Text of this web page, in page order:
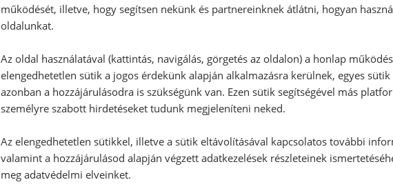
Hozzászólások
Ehhez a recepthez még nem
működését, illetve, hogy segítsen nekünk és partnereinknek átlátni, hogyan
oldalunkat.
Az oldal használatával (kattintás, navigálás, görgetés az oldalon) a honlap
elengedhetetlen sütik a jogos érdekünk alapján alkalmazásra kerülnek, egyes
azonban a hozzájárulásodra is szükségünk van. Ezen sütik segítségével más
személyre szabott hirdetéseket tudunk megjeleníteni neked.
Az elengedhetetlen sütikkel, illetve a sütik eltávolításával kapcsolatos további
valamint a hozzájárulásod alapján végzett adatkezelések részleteinek
meg adatvédelmi elveinket.